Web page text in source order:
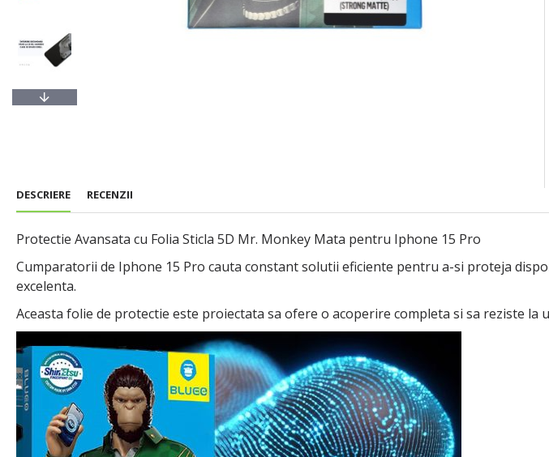
DESCRIERE RECENZII
Protectie Avansata cu Folia Sticla 5D Mr. Monkey Mata pentru Iphone 15 Pro
Cumparatorii de Iphone 15 Pro cauta constant solutii eficiente pentru a-si proteja
excelenta.
Aceasta folie de protectie este proiectata sa ofere o acoperire completa si sa reziste la